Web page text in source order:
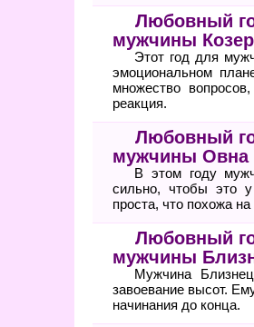
Любовный
мужчины
Этот год для
эмоциональном
множество
реакция.
Любовный
мужчины Овна
В этом году
сильно, чтобы это у
проста, что похожа
Любовный
мужчины
Мужчина
завоевание высот.
начинания до конца.